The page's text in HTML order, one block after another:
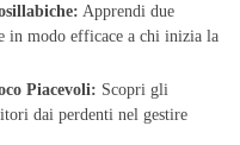
Apprendi due
in modo efficace a chi inizia la
Piacevoli: Scopri gli
dai perdenti nel gestire